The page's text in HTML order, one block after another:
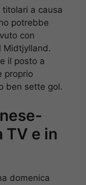
a causa
potrebbe
con
Midtjylland.
il posto a
proprio
ben sette gol.
TV e in
domenica